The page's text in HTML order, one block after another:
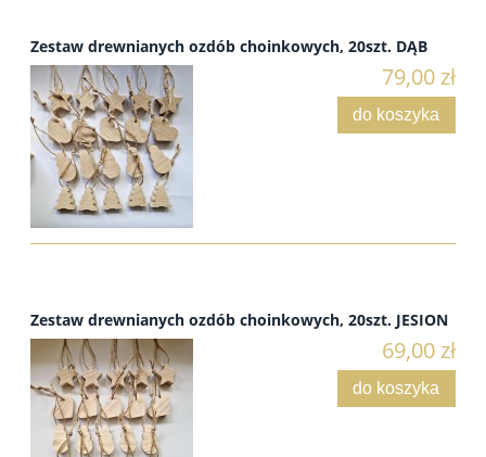
Zestaw drewnianych ozdób choinkowych, 20szt. DĄB
79,00 zł
do koszyka
Zestaw drewnianych ozdób choinkowych, 20szt. JESION
69,00 zł
do koszyka